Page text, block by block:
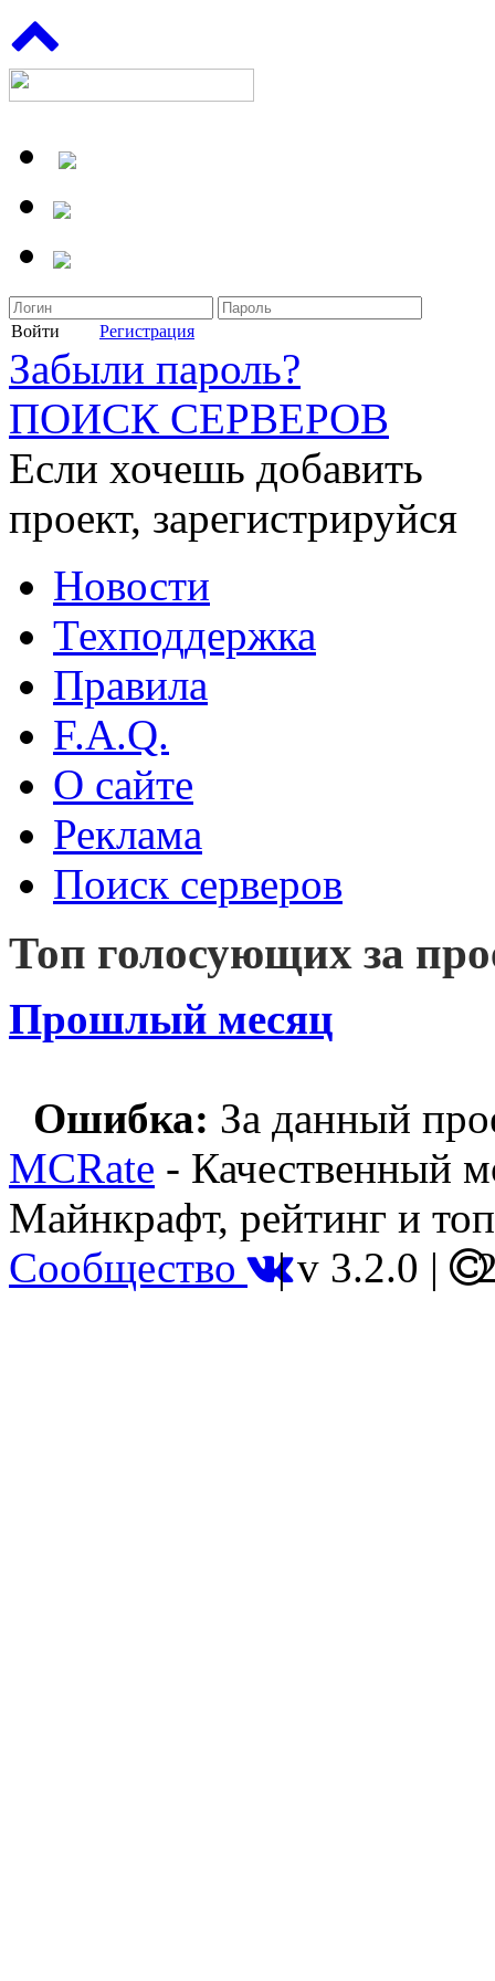
Войти Регистрация
Забыли пароль?
ПОИСК СЕРВЕРОВ
Если хочешь добавить
проект, зарегистрируйся
Новости
Техподдержка
Правила
F.A.Q.
О сайте
Реклама
Поиск серверов
Топ голосующих за
Прошлый месяц
Ошибка: За данный
MCRate - Качественный
Майнкрафт, рейтинг и
Сообщество |v 3.2.0 |